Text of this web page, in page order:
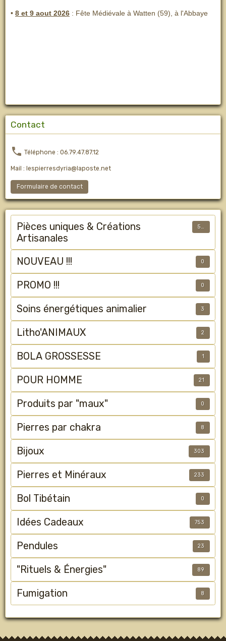
• 8 et 9 aout 2026 : Fête Médiévale à Watten (59), à l'Abbaye
Contact
Téléphone : 06.79.47.87.12
Mail : lespierresdyria@laposte.net
Formulaire de contact
Pièces uniques & Créations
Artisanales
NOUVEAU !!! 0
PROMO !!! 0
Soins énergétiques animalier 3
Litho'ANIMAUX 2
BOLA GROSSESSE 1
POUR HOMME 21
Produits par "maux" 0
Pierres par chakra 8
Bijoux 303
Pierres et Minéraux 233
Bol Tibétain 0
Idées Cadeaux 753
Pendules 23
"Rituels & Énergies" 89
Fumigation 8